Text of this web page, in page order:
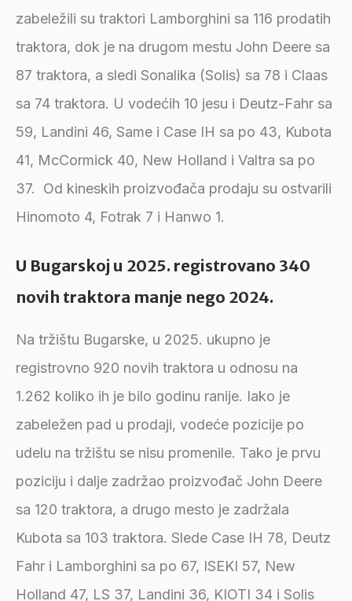
zabeležili su traktori Lamborghini sa 116 prodatih
traktora, dok je na drugom mestu John Deere sa
87 traktora, a sledi Sonalika (Solis) sa 78 i Claas
sa 74 traktora. U vodećih 10 jesu i Deutz-Fahr sa
59, Landini 46, Same i Case IH sa po 43, Kubota
41, McCormick 40, New Holland i Valtra sa po
37. Od kineskih proizvođača prodaju su ostvarili
Hinomoto 4, Fotrak 7 i Hanwo 1.
U Bugarskoj u 2025. registrovano 340
novih traktora manje nego 2024.
Na tržištu Bugarske, u 2025. ukupno je
registrovno 920 novih traktora u odnosu na
1.262 koliko ih je bilo godinu ranije. Iako je
zabeležen pad u prodaji, vodeće pozicije po
udelu na tržištu se nisu promenile. Tako je prvu
poziciju i dalje zadržao proizvođač John Deere
sa 120 traktora, a drugo mesto je zadržala
Kubota sa 103 traktora. Slede Case IH 78, Deutz
Fahr i Lamborghini sa po 67, ISEKI 57, New
Holland 47, LS 37, Landini 36, KIOTI 34 i Solis